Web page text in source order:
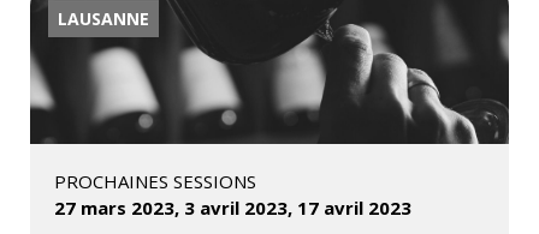
LAUSANNE
PROCHAINES SESSIONS
27 mars 2023, 3 avril 2023, 17 avril 2023